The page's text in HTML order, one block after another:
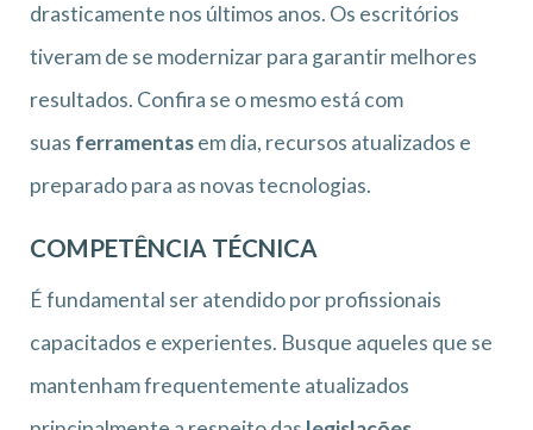
drasticamente nos últimos anos. Os escritórios
tiveram de se modernizar para garantir melhores
resultados. Confira se o mesmo está com
suas ferramentasem dia, recursos atualizados e
preparado para as novas tecnologias.
COMPETÊNCIA TÉCNICA
É fundamental ser atendido por profissionais
capacitados e experientes. Busque aqueles que se
mantenham frequentemente atualizados